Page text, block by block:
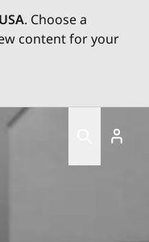
USA. Choose a
content for your
- Home